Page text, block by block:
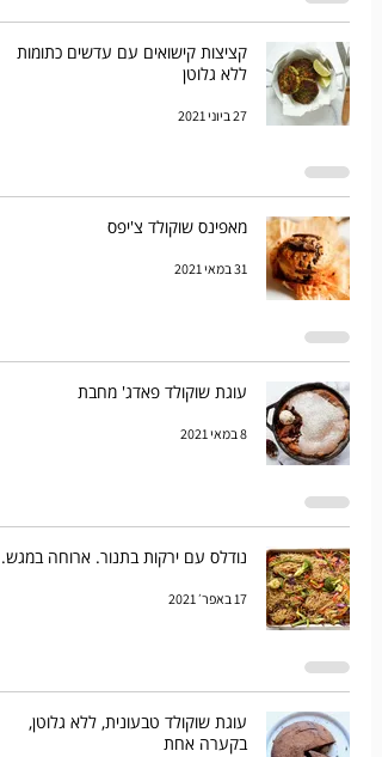
קציצות קישואים עם עדשים כתומות
ללא גלוטן
27 ביוני 2021
מאפינס שוקולד צ'יפס
31 במאי 2021
עוגת שוקולד פאדג' מחבת
8 במאי 2021
נודלס עם ירקות בתנור. ארוחה במגש.
17 באפר׳ 2021
עוגת שוקולד טבעונית, ללא גלוטן,
בקערה אחת